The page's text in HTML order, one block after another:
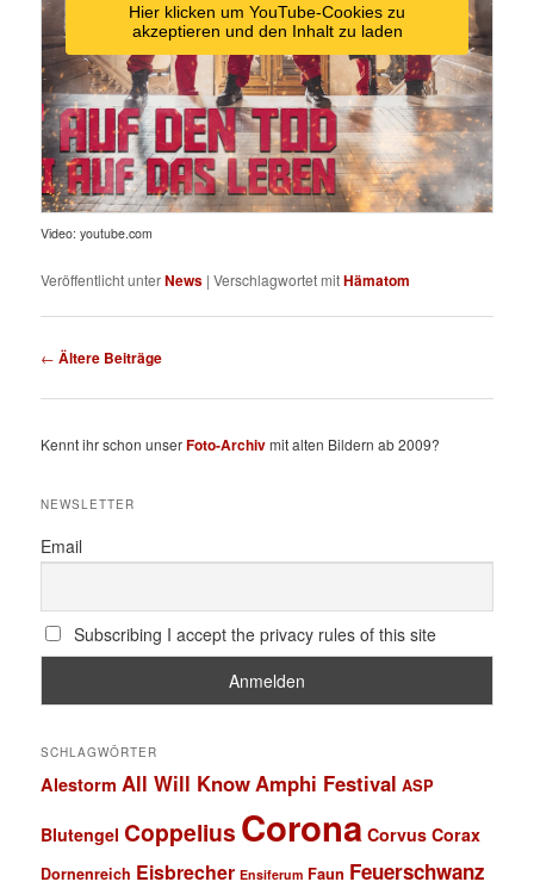
Hier klicken um YouTube-Cookies zu
akzeptieren und den Inhalt zu laden
Video: youtube.com
Veröffentlicht unterNews |Verschlagwortet mitHämatom
Beitragsnavigation
← Ältere Beiträge
Kennt ihr schon unserFoto-Archivmit alten Bildern ab 2009?
NEWSLETTER
Email
Subscribing I accept the privacy rules of this site
SCHLAGWÖRTER
Alestorm All Will KnowAmphi Festival ASP
Blutengel Coppelius Corona Corvus Corax
Dornenreich Eisbrecher Ensiferum Faun Feuerschwanz